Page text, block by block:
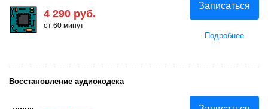
4 290 руб.
от 60 минут
Записаться
Подробнее
Восстановление аудиокодека